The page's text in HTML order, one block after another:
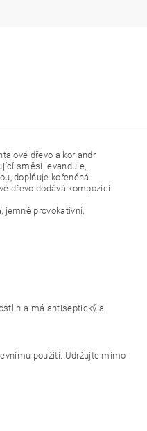
dřevo a koriandr.
směsi levandule,
doplňuje kořeněná
dřevo dodává kompozici
jemně provokativní,
a má antiseptický a
použití. Udržujte mimo